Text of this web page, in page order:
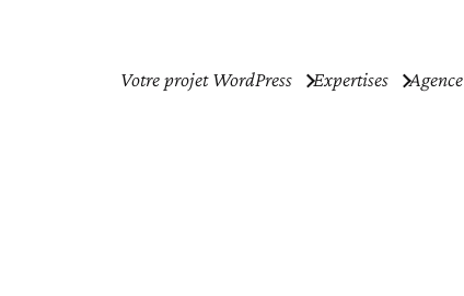
Votre projet WordPress Expertises Agence